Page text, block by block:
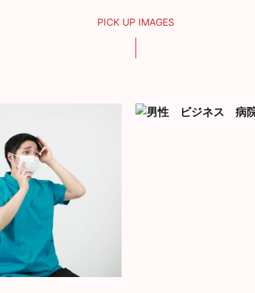
PICK UP IMAGES